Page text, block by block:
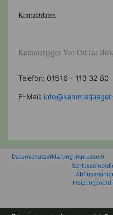
Kontaktdaten
Kammerjäger Vor Ort für
Telefon: 01516 - 113 32 80
E-Mail:
Datenschutzerklärung Impressum